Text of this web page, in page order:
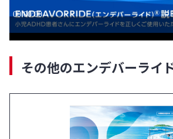
その他のエンデバーライ